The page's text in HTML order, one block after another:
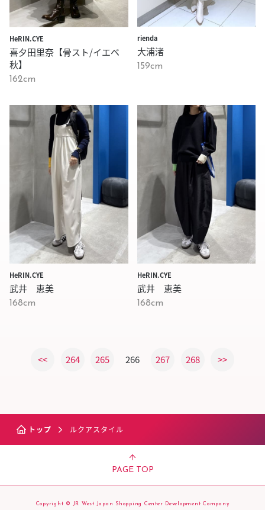
HeRIN.CYE
喜夕田里奈【骨スト/イエベ
秋】
162cm
rienda
大浦渚
159cm
HeRIN.CYE
武井 恵美
168cm
HeRIN.CYE
武井 恵美
168cm
<< 264 265 266 267 268 >>
トップ ルクアスタイル
PAGE TOP
Copyright © JR West Japan Shopping Center Development Company